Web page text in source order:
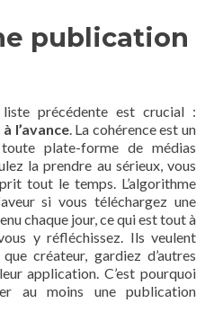
publication
précédente est crucial :
l’avance. La cohérence est un
plate-forme de médias
la prendre au sérieux, vous
tout le temps. L’algorithme
si vous téléchargez une
chaque jour, ce qui est tout à
y réfléchissez. Ils veulent
créateur, gardiez d’autres
application. C’est pourquoi
au moins une publication